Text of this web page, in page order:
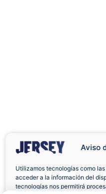
Aviso
Utilizamos tecnologías como
acceder a la información del
tecnologías nos permitirá
Envíos a Domicilio